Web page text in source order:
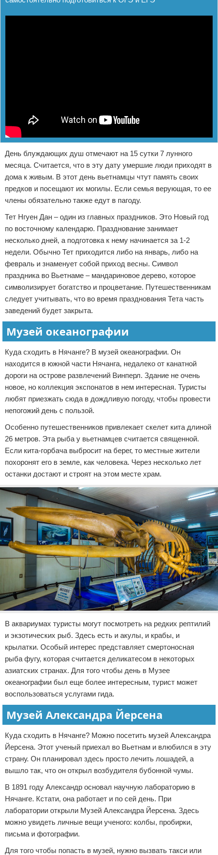
День блуждающих душ отмечают на 15 сутки 7 лунного
месяца. Считается, что в эту дату умершие люди приходят в
дома к живым. В этот день вьетнамцы чтут память своих
предков и посещают их могилы. Если семья верующая, то ее
члены обязательно также едут в пагоду.
Тет Нгуен Дан – один из главных праздников. Это Новый год
по восточному календарю. Празднование занимает
несколько дней, а подготовка к нему начинается за 1-2
недели. Обычно Тет приходится либо на январь, либо на
февраль и знаменует собой приход весны. Символ
праздника во Вьетнаме – мандариновое дерево, которое
символизирует богатство и процветание. Путешественникам
следует учитывать, что во время празднования Тета часть
заведений будет закрыта.
Музей океанографии
Куда сходить в Нячанге? В музей океанографии. Он
находится в южной части Нячанга, недалеко от канатной
дороги на острове развлечений Винперл. Здание не очень
новое, но коллекция экспонатов в нем интересная. Туристы
любят приезжать сюда в дождливую погоду, чтобы провести
непогожий день с пользой.
Особенно путешественников привлекает скелет кита длиной
26 метров. Эта рыба у вьетнамцев считается священной.
Если кита-горбача выбросит на берег, то местные жители
похоронят его в земле, как человека. Через несколько лет
останки достают и строят на этом месте храм.
В аквариумах туристы могут посмотреть на редких рептилий
и экзотических рыб. Здесь есть и акулы, и крабы, и
крылатки. Особый интерес представляет смертоносная
рыба фугу, которая считается деликатесом в некоторых
азиатских странах. Для того чтобы день в Музее
океанографии был еще более интересным, турист может
воспользоваться услугами гида.
Музей Александра Йерсена
Куда сходить в Нячанге? Можно посетить музей Александра
Йерсена. Этот ученый приехал во Вьетнам и влюбился в эту
страну. Он планировал здесь просто лечить лошадей, а
вышло так, что он открыл возбудителя бубонной чумы.
В 1891 году Александр основал научную лабораторию в
Нячанге. Кстати, она работает и по сей день. При
лаборатории открыли Музей Александра Йерсена. Здесь
можно увидеть личные вещи ученого: колбы, пробирки,
письма и фотографии.
Для того чтобы попасть в музей, нужно вызвать такси или